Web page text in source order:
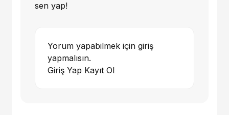
sen yap!
Yorum yapabilmek için giriş
yapmalısın.
Giriş Yap Kayıt Ol